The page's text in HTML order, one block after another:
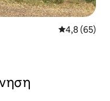
Μέση
4,8 (65)